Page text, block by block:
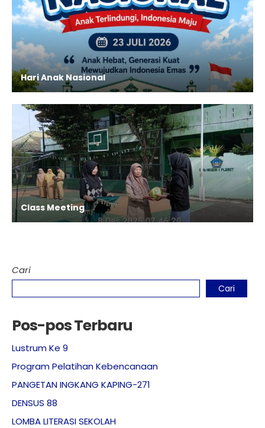
Hari Anak Nasional
Class Meeting
Cari
Cari
Pos-pos Terbaru
Lustrum Ke 9
Program Pelatihan Kebencanaan
PANGETAN INGKANG KAPING-271
DENSUS 88
LOMBA LITERASI SEKOLAH